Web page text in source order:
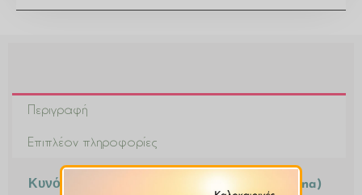
Περιγραφή
Επιπλέον πληροφορίες
Κυνόροδο – Άγριο Τριαντάφυλλο (Rosa canina)